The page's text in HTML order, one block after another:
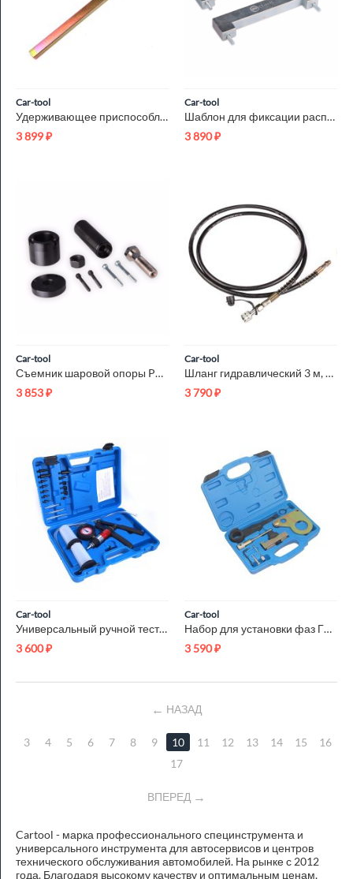
Car-tool
Удерживающее приспособление Car-Tool CT-P0012
3 899₽
Car-tool
Шаблон для фиксации распредвала Land Rover 303-530 Car-Tool C...
3 890₽
Car-tool
Съемник шаровой опоры Polaris Car-Tool CT-K604
3 853₽
Car-tool
Шланг гидравлический 3 м, 700Бар, 3/8*М24 Car-Tool CT-03700H
3 790₽
Car-tool
Универсальный ручной тестер Car-Tool CT-2029
3 600₽
Car-tool
Набор для установки фаз ГРМ Renault 2.0 DCI Car-Tool CT-1563
3 590₽
НАЗАД
3 4 5 6 7 8 9 10 11 12 13 14 15
16
17
ВПЕРЕД
Cartool - марка профессионального специнструмента и
универсального инструмента для автосервисов и центров
технического обслуживания автомобилей. На рынке с 2012
года. Благодаря высокому качеству и оптимальным ценам,